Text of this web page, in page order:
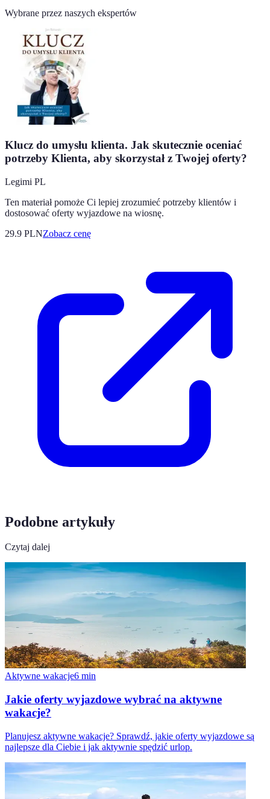
Wybrane przez naszych ekspertów
Klucz do umysłu klienta. Jak skutecznie oceniać
potrzeby Klienta, aby skorzystał z Twojej oferty?
Legimi PL
Ten materiał pomoże Ci lepiej zrozumieć potrzeby klientów i
dostosować oferty wyjazdowe na wiosnę.
29.9 PLNZobacz cenę
Podobne artykuły
Czytaj dalej
Aktywne wakacje6 min
Jakie oferty wyjazdowe wybrać na aktywne
wakacje?
Planujesz aktywne wakacje? Sprawdź, jakie oferty wyjazdowe są
najlepsze dla Ciebie i jak aktywnie spędzić urlop.